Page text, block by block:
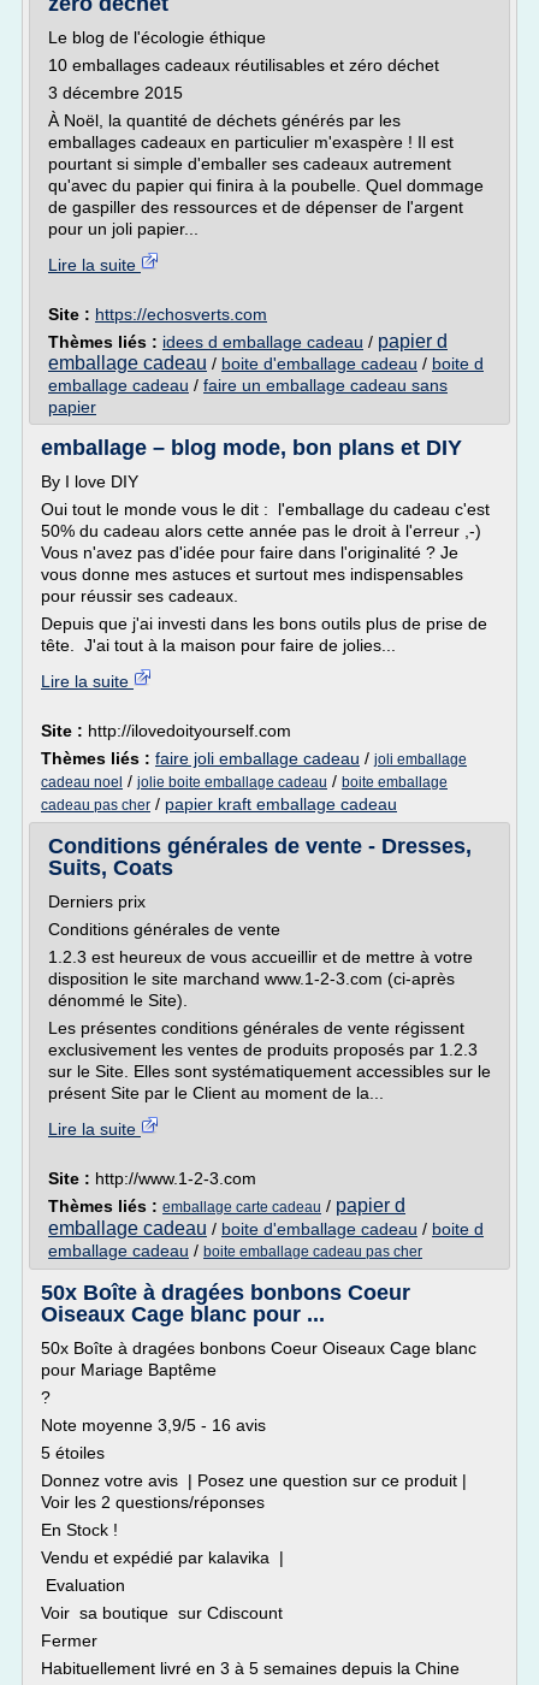
Le blog de l'écologie éthique
10 emballages cadeaux réutilisables et zéro déchet
3 décembre 2015
À Noël, la quantité de déchets générés par les
emballages cadeaux en particulier m'exaspère ! Il est
pourtant si simple d'emballer ses cadeaux autrement
qu'avec du papier qui finira à la poubelle. Quel dommage
de gaspiller des ressources et de dépenser de l'argent
pour un joli papier...
Lire la suite
Site : https://echosverts.com
Thèmes liés : idees d emballage cadeau / papier d
emballage cadeau / boite d'emballage cadeau / boite d
emballage cadeau / faire un emballage cadeau sans
papier
emballage – blog mode, bon plans et DIY
By I love DIY
Oui tout le monde vous le dit : l'emballage du cadeau c'est
50% du cadeau alors cette année pas le droit à l'erreur ,-)
Vous n'avez pas d'idée pour faire dans l'originalité ? Je
vous donne mes astuces et surtout mes indispensables
pour réussir ses cadeaux.
Depuis que j'ai investi dans les bons outils plus de prise de
tête. J'ai tout à la maison pour faire de jolies...
Lire la suite
Site : http://ilovedoityourself.com
Thèmes liés : faire joli emballage cadeau / joli emballage
cadeau noel / jolie boite emballage cadeau / boite emballage
cadeau pas cher / papier kraft emballage cadeau
Conditions générales de vente - Dresses,
Suits, Coats
Derniers prix
Conditions générales de vente
1.2.3 est heureux de vous accueillir et de mettre à votre
disposition le site marchand www.1-2-3.com (ci-après
dénommé le Site).
Les présentes conditions générales de vente régissent
exclusivement les ventes de produits proposés par 1.2.3
sur le Site. Elles sont systématiquement accessibles sur le
présent Site par le Client au moment de la...
Lire la suite
Site : http://www.1-2-3.com
Thèmes liés : emballage carte cadeau / papier d
emballage cadeau / boite d'emballage cadeau / boite d
emballage cadeau / boite emballage cadeau pas cher
50x Boîte à dragées bonbons Coeur
Oiseaux Cage blanc pour ...
50x Boîte à dragées bonbons Coeur Oiseaux Cage blanc
pour Mariage Baptême
?
Note moyenne 3,9/5 - 16 avis
5 étoiles
Donnez votre avis | Posez une question sur ce produit |
Voir les 2 questions/réponses
En Stock !
Vendu et expédié par kalavika |
Evaluation
Voir sa boutique sur Cdiscount
Fermer
Habituellement livré en 3 à 5 semaines depuis la Chine